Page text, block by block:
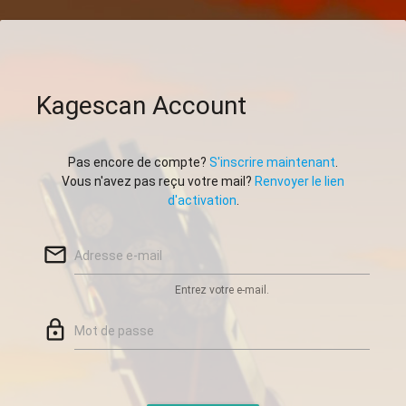
Kagescan Account
Pas encore de compte? S'inscrire maintenant
Vous n'avez pas reçu votre mail? Renvoyer le lien
d'activation
mail_outline Adresse e-mail
Entrez votre e-mail.
lock_outline Mot de passe